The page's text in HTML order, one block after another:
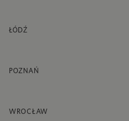
ŁÓDŹ
POZNAŃ
WROCŁAW